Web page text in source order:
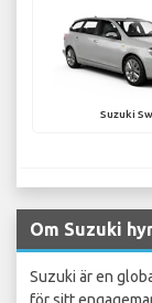
Suzuki
Om Suzuki
Suzuki är en